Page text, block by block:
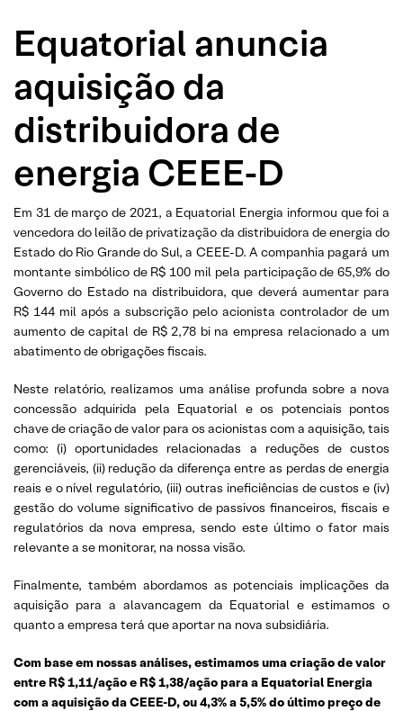
Equatorial anuncia
aquisição da
distribuidora de
energia CEEE-D
Em 31 de março de 2021, a Equatorial Energia informou que foi a
vencedora do leilão de privatização da distribuidora de energia do
Estado do Rio Grande do Sul, a CEEE-D. A companhia pagará um
montante simbólico de R$ 100 mil pela participação de 65,9% do
Governo do Estado na distribuidora, que deverá aumentar para
R$ 144 mil após a subscrição pelo acionista controlador de um
aumento de capital de R$ 2,78 bi na empresa relacionado a um
abatimento de obrigações fiscais.
Neste relatório, realizamos uma análise profunda sobre a nova
concessão adquirida pela Equatorial e os potenciais pontos
chave de criação de valor para os acionistas com a aquisição, tais
como: (i) oportunidades relacionadas a reduções de custos
gerenciáveis, (ii) redução da diferença entre as perdas de energia
reais e o nível regulatório, (iii) outras ineficiências de custos e (iv)
gestão do volume significativo de passivos financeiros, fiscais e
regulatórios da nova empresa, sendo este último o fator mais
relevante a se monitorar, na nossa visão.
Finalmente, também abordamos as potenciais implicações da
aquisição para a alavancagem da Equatorial e estimamos o
quanto a empresa terá que aportar na nova subsidiária.
Com base em nossas análises, estimamos uma criação de valor
entre R$ 1,11/ação e R$ 1,38/ação para a Equatorial Energia
com a aquisição da CEEE-D, ou 4,3% a 5,5% do último preço de